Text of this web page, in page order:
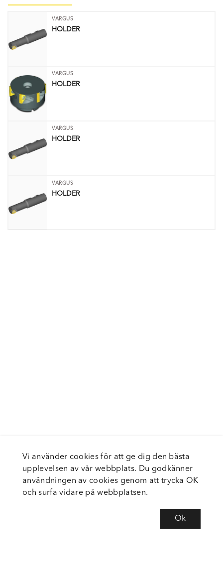
VARGUS
HOLDER
VARGUS
HOLDER
VARGUS
HOLDER
VARGUS
HOLDER
Vi använder cookies för att ge dig den bästa
upplevelsen av vår webbplats. Du godkänner
användningen av cookies genom att trycka OK
och surfa vidare på webbplatsen.
Ok